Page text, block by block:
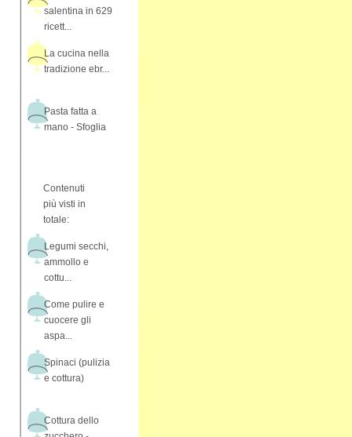
salentina in 629
ricett...
La cucina nella
tradizione ebr...
Pasta fatta a
mano - Sfoglia
Contenuti
più visti in
totale:
Legumi secchi,
ammollo e
cottu...
Come pulire e
cuocere gli
aspa...
Spinaci (pulizia
e cottura)
Cottura dello